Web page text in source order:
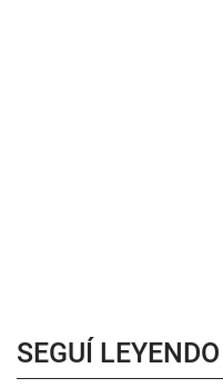
SEGUÍ LEYENDO